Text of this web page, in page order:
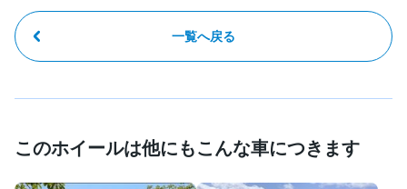
一覧へ戻る
このホイールは他にもこんな車につきます